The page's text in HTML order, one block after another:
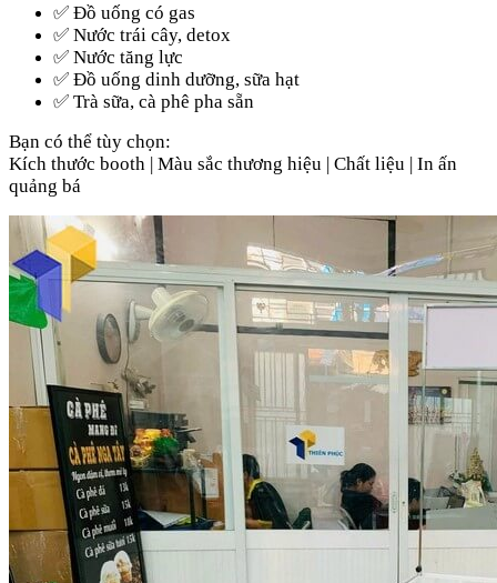
✅ Đồ uống có gas
✅ Nước trái cây, detox
✅ Nước tăng lực
✅ Đồ uống dinh dưỡng, sữa hạt
✅ Trà sữa, cà phê pha sẵn
Bạn có thể tùy chọn:
Kích thước booth | Màu sắc thương hiệu | Chất liệu | In ấn
quảng bá